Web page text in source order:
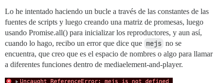
Lo he intentado haciendo un bucle a través de las constantes de las
fuentes de scripts y luego creando una matriz de promesas, luego
usando Promise.all() para inicializar los reproductores, y aun así,
cuando lo hago, recibo un error que dice que mejs no se
encuentra, que creo que es el espacio de nombres o algo para llamar
a diferentes funciones dentro de mediaelement-and-player.